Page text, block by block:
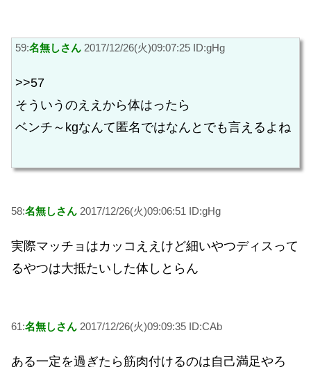
59:名無しさん 2017/12/26(火)09:07:25 ID:gHg
>>57
そういうのええから体はったら
ベンチ～kgなんて匿名ではなんとでも言えるよね
58:名無しさん 2017/12/26(火)09:06:51 ID:gHg
実際マッチョはカッコええけど細いやつディスって
るやつは大抵たいした体しとらん
61:名無しさん 2017/12/26(火)09:09:35 ID:CAb
ある一定を過ぎたら筋肉付けるのは自己満足やろ